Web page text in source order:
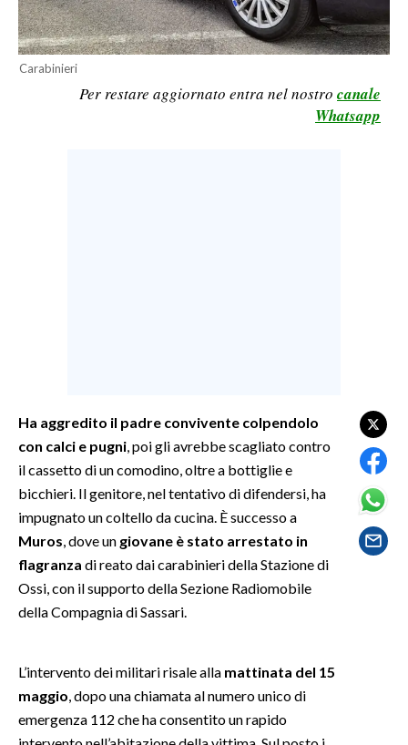
SPORT IN SARDEGNA
SPORT
SALUTE
SARDEGNA TURISMO
SARDI NEL MONDO
NOTIZIE
EVENTI
3 MINUTI CON
INSULARITÀ
Carabinieri
Per restare aggiornato entra nel nostro canale
Whatsapp
Ha aggredito il padre convivente colpendolo
con calci e pugni , poi gli avrebbe scagliato contro
il cassetto di un comodino, oltre a bottiglie e
bicchieri. Il genitore, nel tentativo di difendersi, ha
impugnato un coltello da cucina. È successo a
Muros , dove un giovane è stato arrestato in
flagranza di reato dai carabinieri della Stazione di
Ossi, con il supporto della Sezione Radiomobile
della Compagnia di Sassari.
L’intervento dei militari risale alla mattinata del 15
maggio , dopo una chiamata al numero unico di
emergenza 112 che ha consentito un rapido